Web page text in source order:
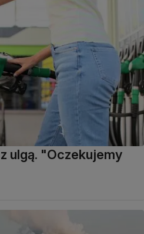
ulgą. "Oczekujemy